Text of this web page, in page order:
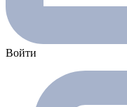
Войти